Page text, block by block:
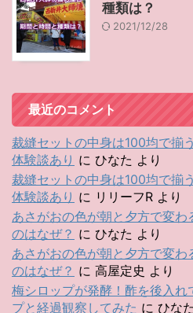
種類は？
2021/12/28
最近のコメント
裁縫セットの中身は100均で揃
体験談あり に ひなた より
裁縫セットの中身は100均で揃
体験談あり に リリーフR より
あさがおの色が朝と夕方で変わ
のはなぜ？ に ひなた より
あさがおの色が朝と夕方で変わ
のはなぜ？ に 高屋定史 より
梅シロップが発酵！酢を後入れ
プと経過観察してみた に ひなた